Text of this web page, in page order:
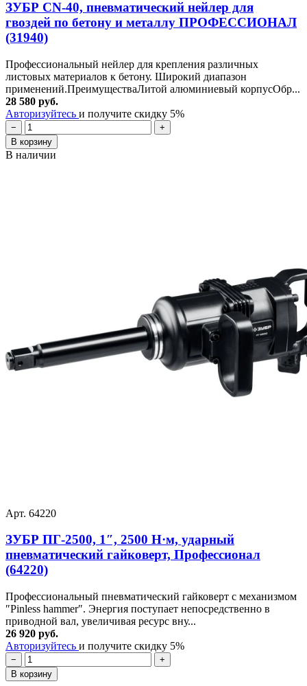
ЗУБР CN-40, пневматический нейлер для
гвоздей по бетону и металлу ПРОФЕССИОНАЛ
(31940)
Профессиональный нейлер для крепления различных
листовых материалов к бетону. Широкий диапазон
применений.ПреимуществаЛитой алюминиевый корпусОбр...
28 580 руб.
Авторизуйтесь и получите скидку 5%
−
+
В корзину
В наличии
Арт. 64220
ЗУБР ПГ-2500, 1″, 2500 Н·м, ударный
пневматический гайковерт, Профессионал
(64220)
Профессиональный пневматический гайковерт с механизмом
″Pinless hammer″. Энергия поступает непосредственно в
приводной вал, увеличивая ресурс вну...
26 920 руб.
Авторизуйтесь и получите скидку 5%
−
+
В корзину